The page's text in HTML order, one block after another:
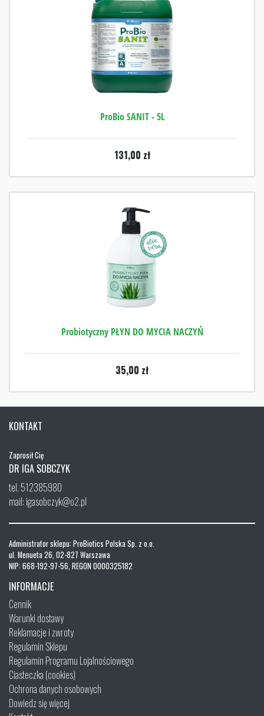
ProBio SANIT - 5L
131,00 zł
Probiotyczny PŁYN DO MYCIA NACZYŃ
35,00 zł
KONTAKT
Zaprosił Cię
DR IGA SOBCZYK
tel. 512385980
mail: igasobczyk@o2.pl
Administrator sklepu: ProBiotics Polska Sp. z o.o.
ul. Menueta 26, 02-827 Warszawa
NIP: 668-192-97-56, REGON 0000325182
INFORMACJE
Cennik
Warunki dostawy
Reklamacje i zwroty
Regulamin Sklepu
Regulamin Programu Lojalnościowego
Ciasteczka (cookies)
Ochrona danych osobowych
Dowiedz się więcej